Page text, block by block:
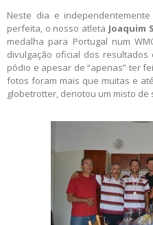
Neste dia e
perfeita, o nosso atleta Joaquim
medalha para Portugal num
divulgação oficial dos
pódio e apesar de “apenas” ter
fotos foram mais que muitas e
globetrotter, denotou um misto